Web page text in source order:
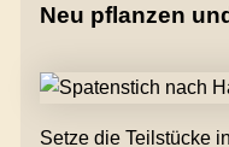
Neu pflanzen
Setze die Teilstücke